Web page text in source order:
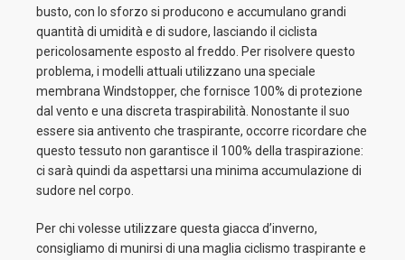
busto, con lo sforzo si producono e accumulano grandi
quantità di umidità e di sudore, lasciando il ciclista
pericolosamente esposto al freddo. Per risolvere questo
problema, i modelli attuali utilizzano una speciale
membrana Windstopper, che fornisce 100% di protezione
dal vento e una discreta traspirabilità. Nonostante il suo
essere sia antivento che traspirante, occorre ricordare che
questo tessuto non garantisce il 100% della traspirazione:
ci sarà quindi da aspettarsi una minima accumulazione di
sudore nel corpo.
Per chi volesse utilizzare questa giacca d’inverno,
consigliamo di munirsi di una maglia ciclismo traspirante e